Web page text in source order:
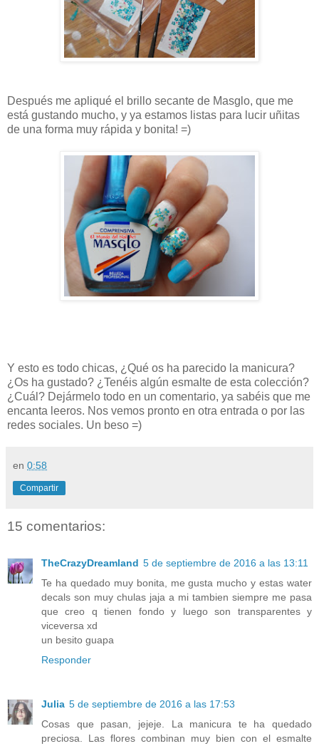
Después me apliqué el brillo secante de Masglo, que me
está gustando mucho, y ya estamos listas para lucir uñitas
de una forma muy rápida y bonita! =)
Y esto es todo chicas, ¿Qué os ha parecido la manicura?
¿Os ha gustado? ¿Tenéis algún esmalte de esta colección?
¿Cuál? Dejármelo todo en un comentario, ya sabéis que me
encanta leeros. Nos vemos pronto en otra entrada o por las
redes sociales. Un beso =)
en 0:58
Compartir
15 comentarios:
TheCrazyDreamland 5 de septiembre de 2016 a las 13:11
Te ha quedado muy bonita, me gusta mucho y estas water
decals son muy chulas jaja a mi tambien siempre me pasa
que creo q tienen fondo y luego son transparentes y
viceversa xd
un besito guapa
Responder
Julia 5 de septiembre de 2016 a las 17:53
Cosas que pasan, jejeje. La manicura te ha quedado
preciosa. Las flores combinan muy bien con el esmalte